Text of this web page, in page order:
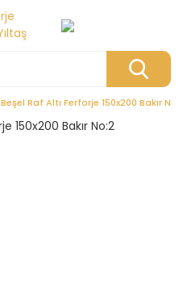
Beşel Raf Altı Ferforje 150x200 Bakır